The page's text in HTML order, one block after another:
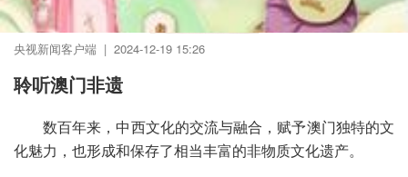
央视新闻客户端 | 2024-12-19 15:26
聆听澳门非遗
数百年来，中西文化的交流与融合，赋予澳门独特的文
化魅力，也形成和保存了相当丰富的非物质文化遗产。